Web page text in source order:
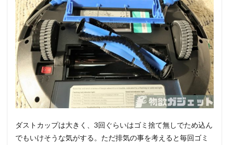
ダストカップは大きく、3回ぐらいはゴミ捨て無しでため込ん
でもいけそうな気がする。ただ排気の事を考えると毎回ゴミ